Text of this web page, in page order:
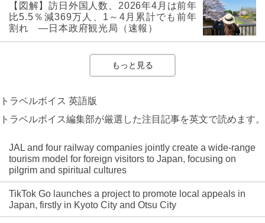
【図解】訪日外国人数、2026年4月は前年
比5.5％減369万人、1～4月累計でも前年
割れ ―日本政府観光局（速報）
もっと見る
トラベルボイス 英語版
トラベルボイス編集部が厳選した注目記事を英文で読めます。
JAL and four railway companies jointly create a wide-range
tourism model for foreign visitors to Japan, focusing on
pilgrim and spiritual cultures
TikTok Go launches a project to promote local appeals in
Japan, firstly in Kyoto City and Otsu City